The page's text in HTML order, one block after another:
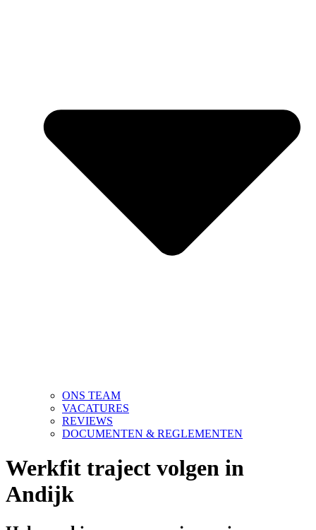
ONS TEAM
VACATURES
REVIEWS
DOCUMENTEN & REGLEMENTEN
Werkfit traject volgen in
Andijk